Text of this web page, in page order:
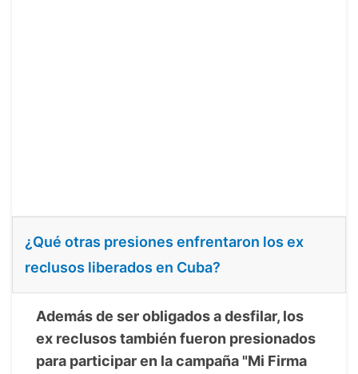
¿Qué otras presiones enfrentaron los ex
reclusos liberados en Cuba?
Además de ser obligados a desfilar, los
ex reclusos también fueron presionados
para participar en la campaña "Mi Firma